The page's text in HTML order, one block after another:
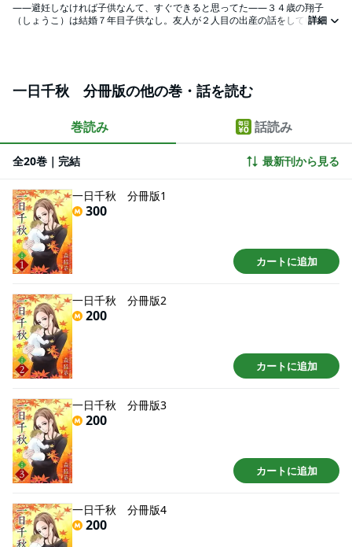
――避妊しなければ子供なんて、すぐできると思ってた――３４歳の翔子
（しょうこ）は結婚７年目子供なし。友人が２人目の出産の話をしている
その周りを取り巻く人々の恋焦がれる想いを描く！
詳細
一日千秋 分冊版の他の巻・話を読む
巻読み 話読み
全20巻｜完結 最新刊から見る
一日千秋 分冊版1
300
カートに追加
一日千秋 分冊版2
200
カートに追加
一日千秋 分冊版3
200
カートに追加
一日千秋 分冊版4
200